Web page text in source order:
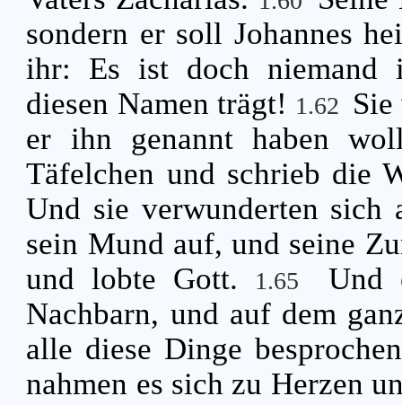
sondern er soll Johannes
ihr: Es ist doch niemand
diesen Namen trägt! 1.62
er ihn genannt haben
Täfelchen und schrieb die
Und sie verwunderten
sein Mund auf, und seine
und lobte Gott.
1.65
Und
Nachbarn, und auf dem
alle diese Dinge
nahmen es sich zu Herzen